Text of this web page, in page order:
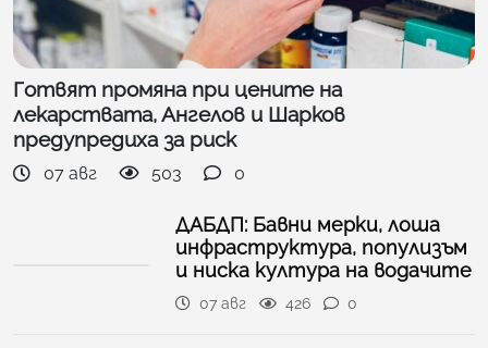
Готвят промяна при цените на
лекарствата, Ангелов и Шарков
предупредиха за риск
07 авг 503 0
ДАБДП: Бавни мерки, лоша
инфраструктура, популизъм
и ниска култура на водачите
07 авг 426 0